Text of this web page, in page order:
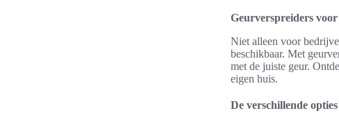
Geurverspreiders
Niet alleen voor
beschikbaar. Met
met de juiste geur.
eigen huis.
De verschillende opties